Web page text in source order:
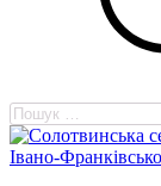
Пошук: